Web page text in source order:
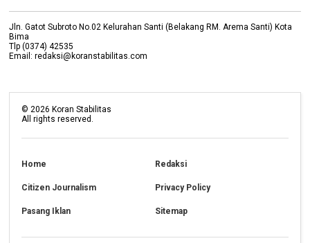
Jln. Gatot Subroto No.02 Kelurahan Santi (Belakang RM. Arema Santi) Kota
Bima
Tlp (0374) 42535
Email: redaksi@koranstabilitas.com
© 2026 Koran Stabilitas
All rights reserved.
Home Redaksi
Citizen Journalism Privacy Policy
Pasang Iklan Sitemap